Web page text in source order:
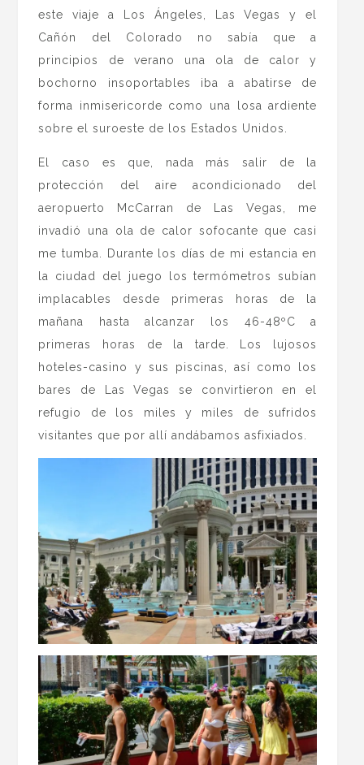
este viaje a Los Ángeles, Las Vegas y el
Cañón del Colorado no sabía que a
principios de verano una ola de calor y
bochorno insoportables iba a abatirse de
forma inmisericorde como una losa ardiente
sobre el suroeste de los Estados Unidos.
El caso es que, nada más salir de la
protección del aire acondicionado del
aeropuerto McCarran de Las Vegas, me
invadió una ola de calor sofocante que casi
me tumba. Durante los días de mi estancia en
la ciudad del juego los termómetros subían
implacables desde primeras horas de la
mañana hasta alcanzar los 46-48ºC a
primeras horas de la tarde. Los lujosos
hoteles-casino y sus piscinas, así como los
bares de Las Vegas se convirtieron en el
refugio de los miles y miles de sufridos
visitantes que por allí andábamos asfixiados.